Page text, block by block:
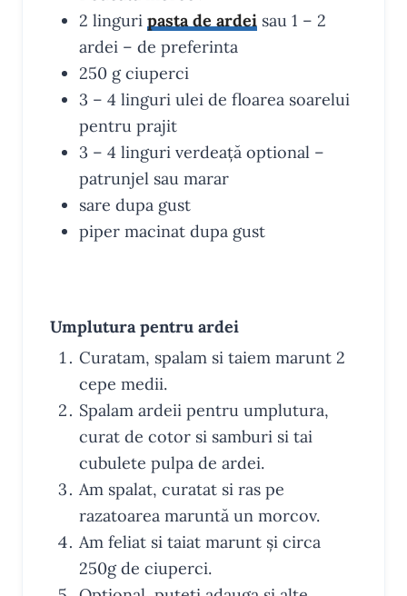
2 linguri pasta de ardei sau 1 – 2
ardei – de preferinta
250 g ciuperci
3 – 4 linguri ulei de floarea soarelui
pentru prajit
3 – 4 linguri verdeață optional –
patrunjel sau marar
sare dupa gust
piper macinat dupa gust
Umplutura pentru ardei
Curatam, spalam si taiem marunt 2
cepe medii.
Spalam ardeii pentru umplutura,
curat de cotor si samburi si tai
cubulete pulpa de ardei.
Am spalat, curatat si ras pe
razatoarea maruntă un morcov.
Am feliat si taiat marunt și circa
250g de ciuperci.